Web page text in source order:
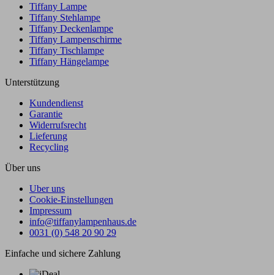
Tiffany Lampe
Tiffany Stehlampe
Tiffany Deckenlampe
Tiffany Lampenschirme
Tiffany Tischlampe
Tiffany Hängelampe
Unterstützung
Kundendienst
Garantie
Widerrufsrecht
Lieferung
Recycling
Über uns
Uber uns
Cookie-Einstellungen
Impressum
info@tiffanylampenhaus.de
0031 (0) 548 20 90 29
Einfache und sichere Zahlung